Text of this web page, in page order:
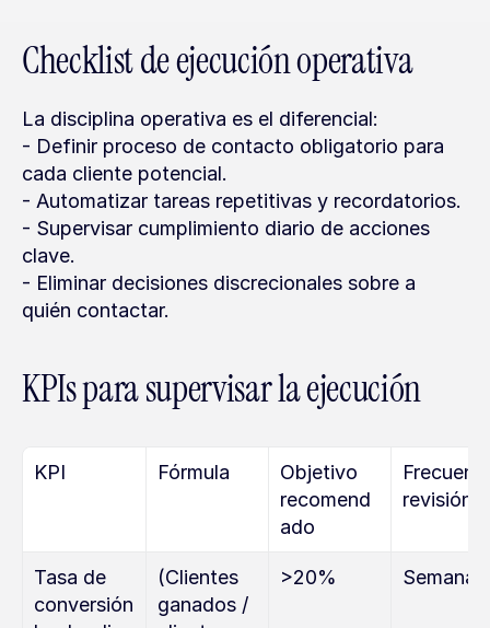
Checklist de ejecución operativa
La disciplina operativa es el diferencial:
- Definir proceso de contacto obligatorio para
cada cliente potencial.
- Automatizar tareas repetitivas y recordatorios.
- Supervisar cumplimiento diario de acciones
clave.
- Eliminar decisiones discrecionales sobre a
quién contactar.
KPIs para supervisar la ejecución
KPI Fórmula
Objetivo
recomend
ado
revisión
Tasa de
conversión
(Clientes
ganados /
>20% Semanal